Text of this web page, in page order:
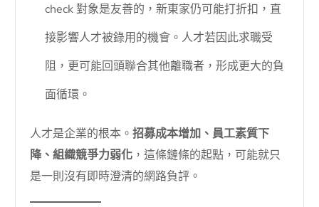
check 對象是友善的，新東家仍可能打折扣，直
接影響人才被錄用的機會。人才若因此求職受
阻，更可能回頭聯合其他離職者，形成更大的負
面循環。
人才是企業的根本。招募成本增加、員工素質下
降、組織競爭力弱化 ，這條鏈條的起點，可能就只
是一則沒有即時澄清的網路負評。